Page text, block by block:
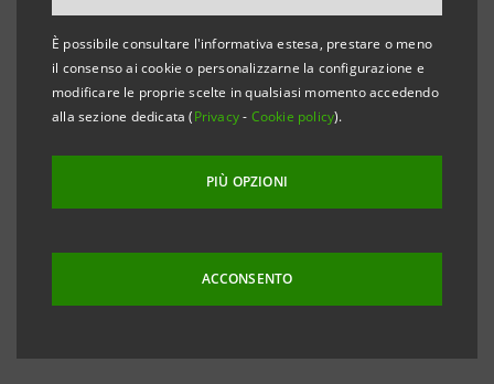
È possibile consultare l'informativa estesa, prestare o meno
il consenso ai cookie o personalizzarne la configurazione e
modificare le proprie scelte in qualsiasi momento accedendo
alla sezione dedicata (Privacy- Cookie policy).
PIÙ OPZIONI
ACCONSENTO
volontariato emiliana “Agevolando” il sostegno ai
giovani Care Leavers nel raggiungere la propria
indipendenza personale e professionale
• Previsti percorsi personalizzati per ragazzi dai 17
• L’iniziativa è sostenuta da Intesa Sanpaolo, in
collaborazione con Fondazione Cesvi, attraverso
l’Iniziativa Formula, progetto attivo sulla
piattaforma di crowdfunding del Gruppo